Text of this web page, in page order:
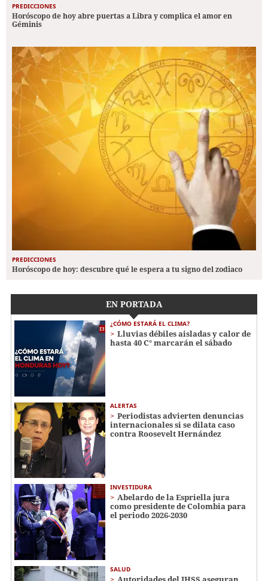
PREDICCIONES
Horóscopo de hoy abre puertas a Libra y complica el amor en
Géminis
PREDICCIONES
Horóscopo de hoy: descubre qué le espera a tu signo del zodiaco
EN PORTADA
¿CÓMO ESTARÁ EL CLIMA?
Lluvias débiles aisladas y calor de
hasta 40 C° marcarán el sábado
ALERTAS
Periodistas advierten denuncias
internacionales si se dilata caso
contra Roosevelt Hernández
INVESTIDURA
Abelardo de la Espriella jura
como presidente de Colombia para
el periodo 2026-2030
SALUD